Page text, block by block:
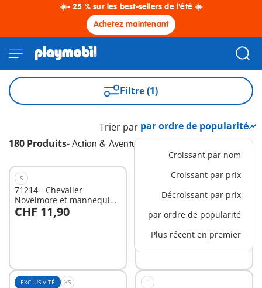
☀️- 25 % sur les best-sellers de l'été ☀️
Achetez maintenant
Filtre (1)
180 Produits- Action & Aventure
Trier par
Croissant par nom
Croissant par prix
Décroissant par prix
par ordre de popularité
Plus récent en premier
S
71214 - Chevalier
Novelmore et mannequin
d'entrainement
CHF 11,90
EXCLUSIVITÉ M
70772 - Chariot élévateur
avec cargaison
CHF 39,90
Non
disponible
EXCLUSIVITÉ XS L